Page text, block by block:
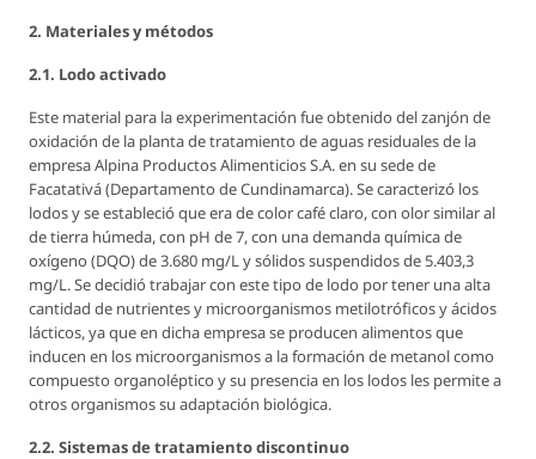
2. Materiales y métodos
2.1. Lodo activado
Este material para la experimentación fue obtenido del zanjón de
oxidación de la planta de tratamiento de aguas residuales de la
empresa Alpina Productos Alimenticios S.A. en su sede de
Facatativá (Departamento de Cundinamarca). Se caracterizó los
lodos y se estableció que era de color café claro, con olor similar al
de tierra húmeda, con pH de 7, con una demanda química de
oxígeno (DQO) de 3.680 mg/L y sólidos suspendidos de 5.403,3
mg/L. Se decidió trabajar con este tipo de lodo por tener una alta
cantidad de nutrientes y microorganismos metilotróficos y ácidos
lácticos, ya que en dicha empresa se producen alimentos que
inducen en los microorganismos a la formación de metanol como
compuesto organoléptico y su presencia en los lodos les permite a
otros organismos su adaptación biológica.
2.2. Sistemas de tratamiento discontinuo